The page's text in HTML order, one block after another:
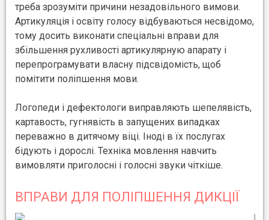
треба зрозуміти причини незадовільного вимови.
Артикуляція і освіту голосу відбуваються несвідомо,
тому досить виконати спеціальні вправи для
збільшення рухливості артикулярную апарату і
перепрограмувати власну підсвідомість, щоб
помітити поліпшення мови.
Логопеди і дефектологи виправляють шепелявість,
картавость, гугнявість в запущених випадках
переважно в дитячому віці. Іноді в їх послугах
бідують і дорослі. Техніка мовлення навчить
вимовляти приголосні і голосні звуки чіткіше.
ВПРАВИ ДЛЯ ПОЛІПШЕННЯ ДИКЦІЇ